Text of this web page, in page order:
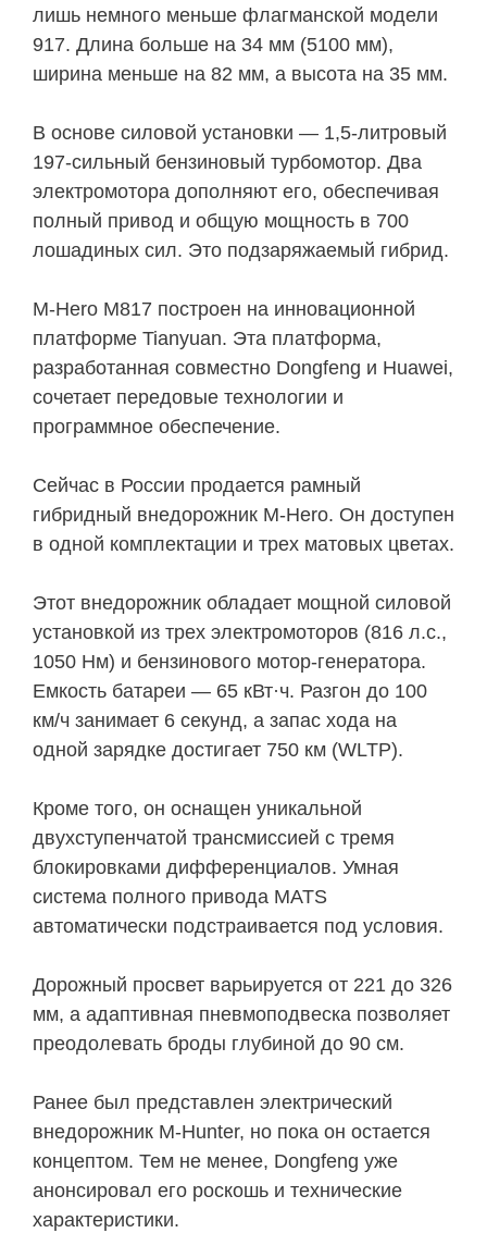
лишь немного меньше флагманской модели
917. Длина больше на 34 мм (5100 мм),
ширина меньше на 82 мм, а высота на 35 мм.
В основе силовой установки — 1,5-литровый
197-сильный бензиновый турбомотор. Два
электромотора дополняют его, обеспечивая
полный привод и общую мощность в 700
лошадиных сил. Это подзаряжаемый гибрид.
M-Hero M817 построен на инновационной
платформе Tianyuan. Эта платформа,
разработанная совместно Dongfeng и Huawei,
сочетает передовые технологии и
программное обеспечение.
Сейчас в России продается рамный
гибридный внедорожник M-Hero. Он доступен
в одной комплектации и трех матовых цветах.
Этот внедорожник обладает мощной силовой
установкой из трех электромоторов (816 л.с.,
1050 Нм) и бензинового мотор-генератора.
Емкость батареи — 65 кВт·ч. Разгон до 100
км/ч занимает 6 секунд, а запас хода на
одной зарядке достигает 750 км (WLTP).
Кроме того, он оснащен уникальной
двухступенчатой трансмиссией с тремя
блокировками дифференциалов. Умная
система полного привода MATS
автоматически подстраивается под условия.
Дорожный просвет варьируется от 221 до 326
мм, а адаптивная пневмоподвеска позволяет
преодолевать броды глубиной до 90 см.
Ранее был представлен электрический
внедорожник M-Hunter, но пока он остается
концептом. Тем не менее, Dongfeng уже
анонсировал его роскошь и технические
характеристики.